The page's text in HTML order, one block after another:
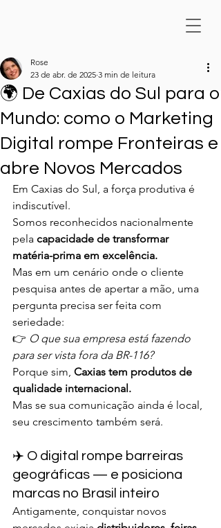
🌍 De Caxias do Sul para o
Mundo: como o Marketing
Digital rompe Fronteiras e
abre Novos Mercados
Rose
23 de abr. de 2025 3 min de leitura
Em Caxias do Sul, a força produtiva é
indiscutível.
Somos reconhecidos nacionalmente
pela capacidade de transformar
matéria-prima em excelência.
Mas em um cenário onde o cliente
pesquisa antes de apertar a mão, uma
pergunta precisa ser feita com
seriedade:
👉 O que sua empresa está fazendo
para ser vista fora da BR-116?
Porque sim, Caxias tem produtos de
qualidade internacional.
Mas se sua comunicação ainda é local,
seu crescimento também será.
✈️ O digital rompe barreiras
geográficas — e posiciona
marcas no Brasil inteiro
Antigamente, conquistar novos